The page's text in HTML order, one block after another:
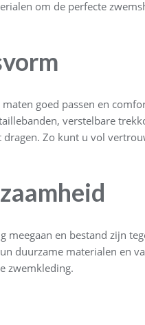
om de perfecte
goed passen en
verstelbare
Zo kunt u vol
meegaan en bestand zijn
duurzame materialen en
zwemkleding.